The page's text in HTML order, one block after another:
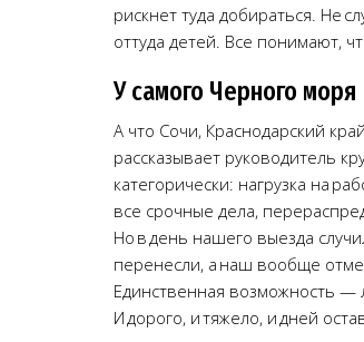
рискнет туда добираться. Не
оттуда детей. Все понимают,
У самого Черного моря
А что Сочи, Краснодарский
рассказывает руководитель
категорически: нагрузка на
все срочные дела,
Но в день нашего выезда
перенесли, а наш вообще
Единственная возможность —
И дорого, и тяжело, и дней